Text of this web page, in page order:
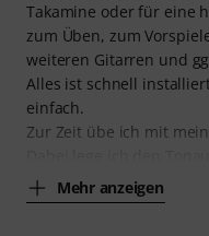
Takamine oder für eine
zum Üben, zum
weiteren Gitarren und
Alles ist schnell
einfach.
Zur Zeit übe ich mit
Mehr anzeigen